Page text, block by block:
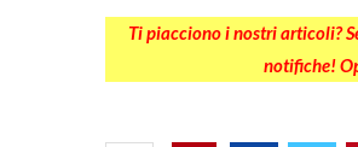
Ti piacciono i nostri articoli?
notifiche!